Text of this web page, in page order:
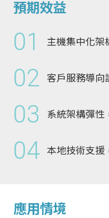
預期效益
01 主機集中化架
02 客戶服務導向
03 系統架構彈性
04 本地技術支援
應用情境